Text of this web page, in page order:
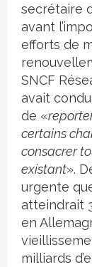
secrétaire
avant
efforts de
SNCF
avait
de «
certains
consacrer
existant».
urgente
atteindrait
en
milliards